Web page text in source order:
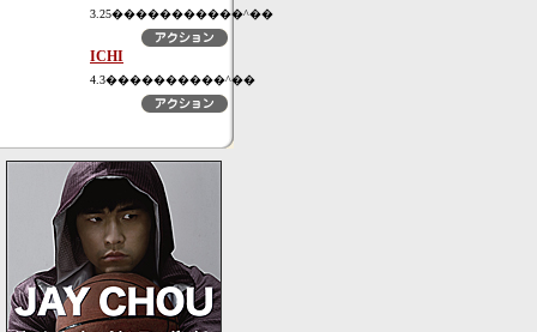
3.25�����������^��
ICHI
4.3����������^��